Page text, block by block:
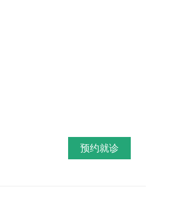
预约就诊